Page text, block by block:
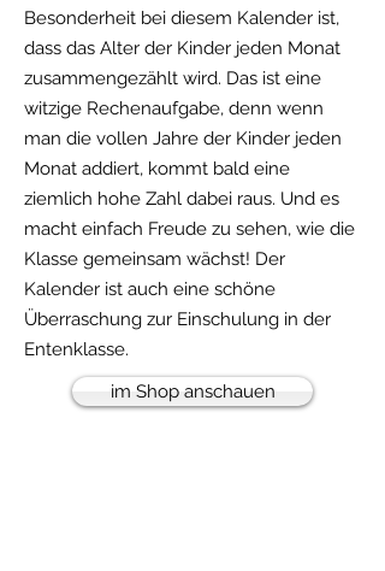
Besonderheit bei diesem Kalender ist,
dass das Alter der Kinder jeden Monat
zusammengezählt wird. Das ist eine
witzige Rechenaufgabe, denn wenn
man die vollen Jahre der Kinder jeden
Monat addiert, kommt bald eine
ziemlich hohe Zahl dabei raus. Und es
macht einfach Freude zu sehen, wie die
Klasse gemeinsam wächst! Der
Kalender ist auch eine schöne
Überraschung zur Einschulung in der
Entenklasse.
im Shop anschauen